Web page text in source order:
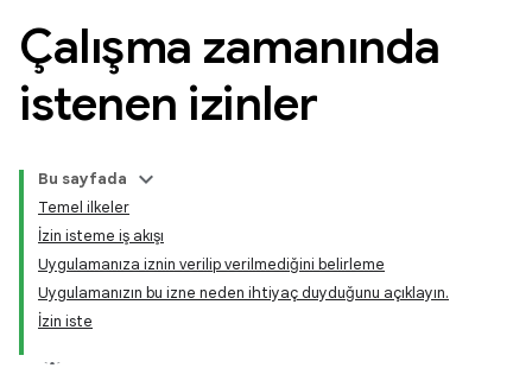
Çalışma zamanında
istenen izinler
Bu sayfada
Temel ilkeler
İzin isteme iş akışı
Uygulamanıza iznin verilip verilmediğini belirleme
Uygulamanızın bu izne neden ihtiyaç duyduğunu açıklayın.
İzin iste